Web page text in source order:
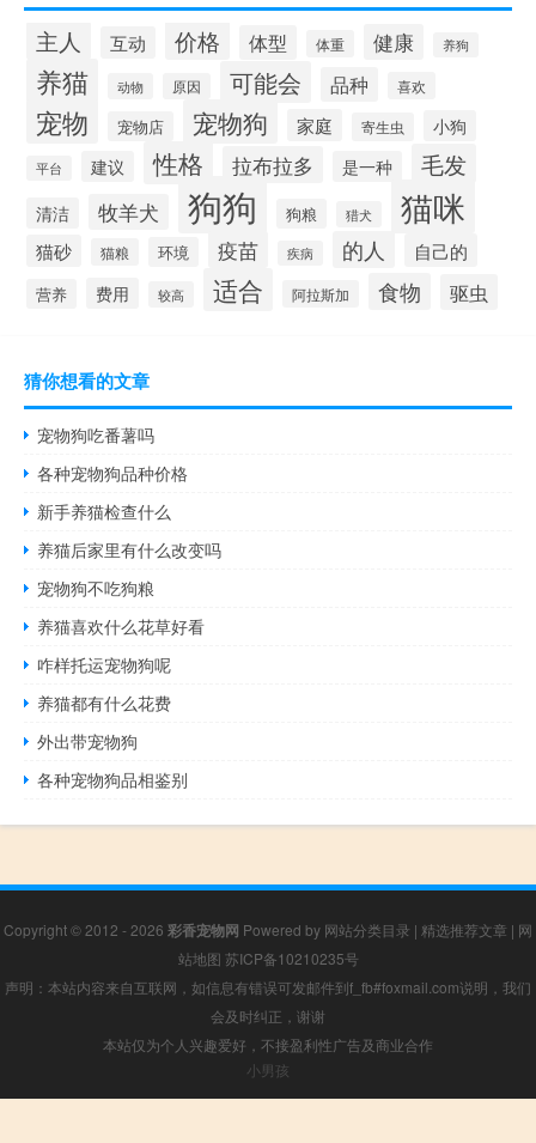
主人 互动 价格 体型 体重 健康 养狗
养猫 动物 原因 可能会 品种 喜欢
宠物 宠物店 宠物狗 家庭 寄生虫 小狗
平台 建议 性格 拉布拉多 是一种 毛发
清洁 牧羊犬 狗狗 狗粮 猎犬 猫咪
猫砂 猫粮 环境 疫苗 疾病 的人 自己的
营养 费用 较高 适合 阿拉斯加 食物 驱虫
猜你想看的文章
宠物狗吃番薯吗
各种宠物狗品种价格
新手养猫检查什么
养猫后家里有什么改变吗
宠物狗不吃狗粮
养猫喜欢什么花草好看
咋样托运宠物狗呢
养猫都有什么花费
外出带宠物狗
各种宠物狗品相鉴别
Copyright © 2012 - 2026 彩香宠物网 Powered by 网站分类目录 | 精选推荐文章 | 网
站地图 苏ICP备10210235号
声明：本站内容来自互联网，如信息有错误可发邮件到f_fb#foxmail.com说明，我们
会及时纠正，谢谢
本站仅为个人兴趣爱好，不接盈利性广告及商业合作
小男孩